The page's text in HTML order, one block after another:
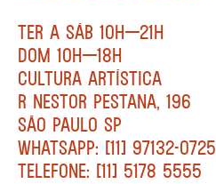
TER A SÁB 10H—21H
DOM 10H—18H
CULTURA ARTÍSTICA
R NESTOR PESTANA, 196
SÃO PAULO SP
WHATSAPP: [11] 97132-0725
TELEFONE: [11] 5178 5555